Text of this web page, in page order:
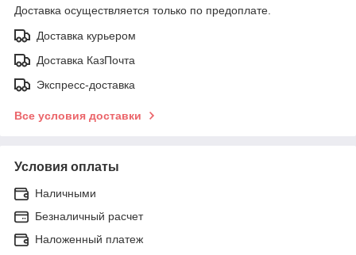
Доставка осуществляется только по предоплате.
Доставка курьером
Доставка КазПочта
Экспресс-доставка
Все условия доставки
Условия оплаты
Наличными
Безналичный расчет
Наложенный платеж